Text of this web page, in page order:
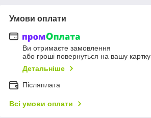
Умови оплати
Ви отримаєте замовлення
або гроші повернуться на вашу картку
Детальніше
Післяплата
Всі умови оплати